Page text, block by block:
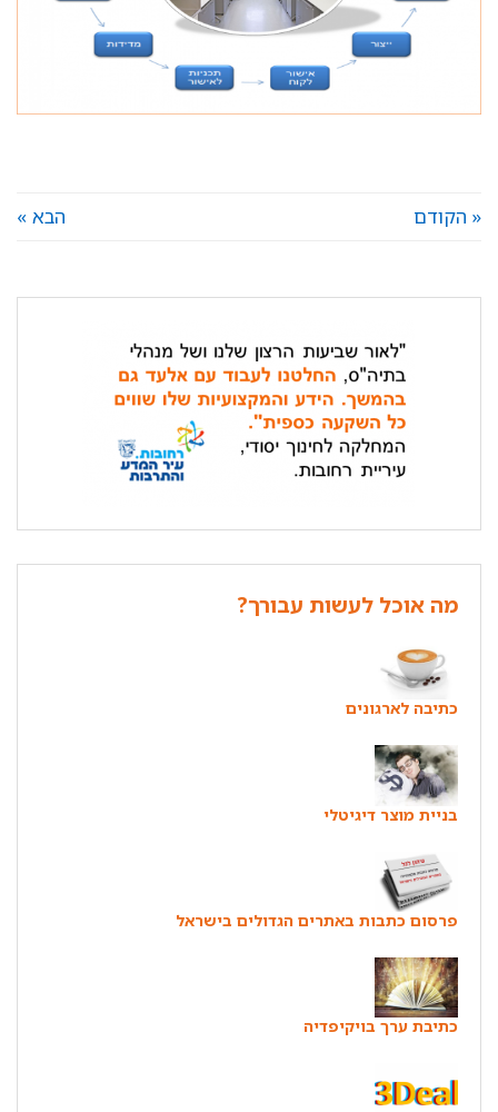
« הקודם הבא »
מה אוכל לעשות עבורך?
כתיבה לארגונים
בניית מוצר דיגיטלי
פרסום כתבות באתרים הגדולים בישראל
כתיבת ערך בויקיפדיה